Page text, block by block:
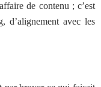
de contenu ; c’est
d’alignement avec les